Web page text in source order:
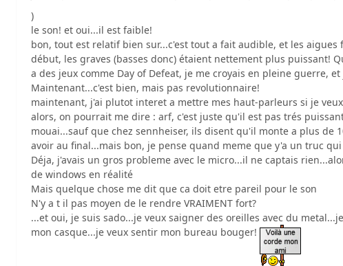
)
le son! et oui...il est faible!
bon, tout est relatif bien sur...c'est tout a fait audible, et les
début, les graves (basses donc) étaient nettement plus puissant!
a des jeux comme Day of Defeat, je me croyais en pleine guerre,
Maintenant...c'est bien, mais pas revolutionnaire!
maintenant, j'ai plutot interet a mettre mes haut-parleurs si je
alors, on pourrait me dire : arf, c'est juste qu'il est pas trés
mouai...sauf que chez sennheiser, ils disent qu'il monte a plus de
avoir au final...mais bon, je pense quand meme que y'a un truc
Déja, j'avais un gros probleme avec le micro...il ne captais
de windows en réalité
Mais quelque chose me dit que ca doit etre pareil pour le son
N'y a t il pas moyen de le rendre VRAIMENT fort?
...et oui, je suis sado...je veux saigner des oreilles avec du
mon casque...je veux sentir mon bureau bouger!